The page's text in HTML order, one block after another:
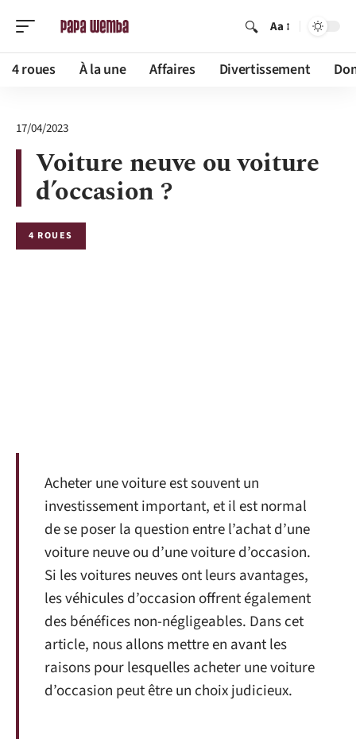
Aa
4 roues À la une Affaires Divertissement
17/04/2023
Voiture neuve ou voiture
d’occasion ?
4 ROUES
Acheter une voiture est souvent un
investissement important, et il est normal
de se poser la question entre l’achat d’une
voiture neuve ou d’une voiture d’occasion.
Si les voitures neuves ont leurs avantages,
les véhicules d’occasion offrent également
des bénéfices non-négligeables. Dans cet
article, nous allons mettre en avant les
raisons pour lesquelles acheter une voiture
d’occasion peut être un choix judicieux.